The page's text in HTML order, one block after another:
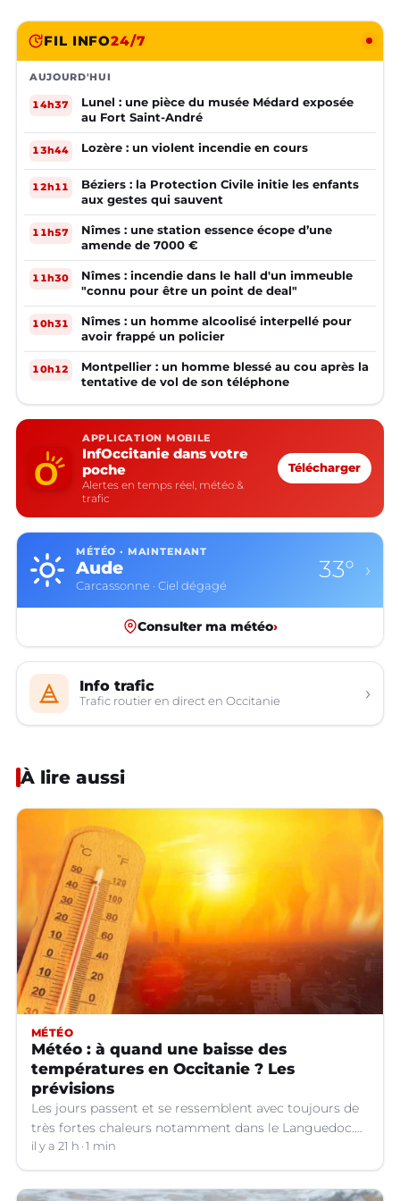
FIL INFO24/7
AUJOURD'HUI
14h37
Lunel : une pièce du musée Médard exposée
au Fort Saint-André
13h44 Lozère : un violent incendie en cours
12h11
Béziers : la Protection Civile initie les enfants
aux gestes qui sauvent
11h57
Nîmes : une station essence écope d’une
amende de 7000 €
11h30
Nîmes : incendie dans le hall d'un immeuble
"connu pour être un point de deal"
10h31
Nîmes : un homme alcoolisé interpellé pour
avoir frappé un policier
10h12
Montpellier : un homme blessé au cou après la
tentative de vol de son téléphone
APPLICATION MOBILE
InfOccitanie dans votre
poche
Alertes en temps réel, météo &
trafic
Télécharger
MÉTÉO · MAINTENANT
Aude
Carcassonne · Ciel dégagé
33° ›
Consulter ma météo›
Info trafic
Trafic routier en direct en Occitanie ›
À lire aussi
MÉTÉO
Météo : à quand une baisse des
températures en Occitanie ? Les
prévisions
Les jours passent et se ressemblent avec toujours de
très fortes chaleurs notamment dans le Languedoc.
Jusqu’à quand ?
il y a 21 h 1 min